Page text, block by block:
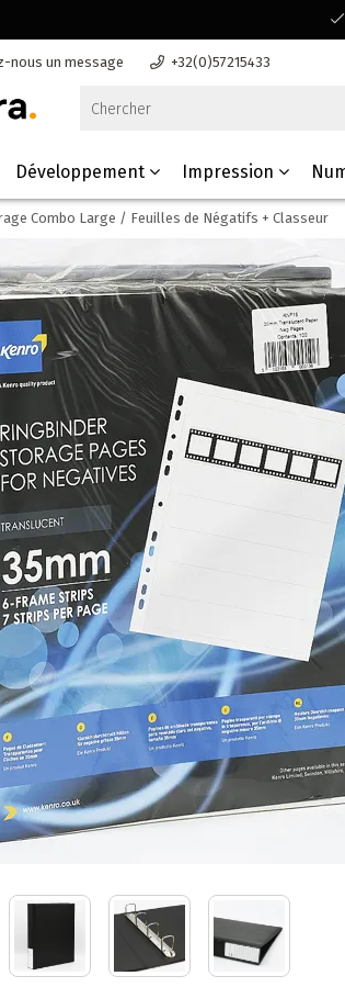
nous un message +32(0)57215433
Développement Impression
Combo Large / Feuilles de Négatifs + Classeur